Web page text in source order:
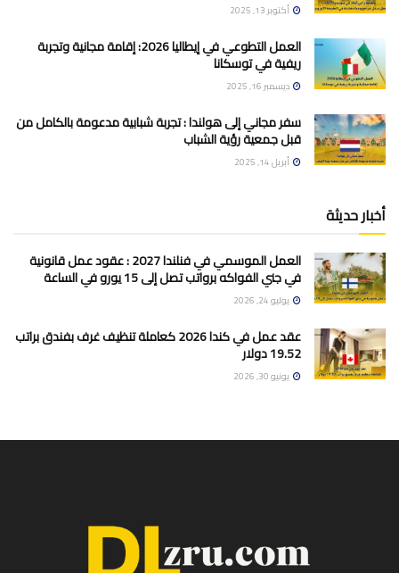
أكتوبر 13, 2025
العمل التطوعي في إيطاليا 2026: إقامة مجانية وتجربة
ريفية في توسكانا
ديسمبر 16, 2025
سفر مجاني إلى هولندا : تجربة شبابية مدعومة بالكامل من
قبل جمعية رؤية الشباب
أبريل 14, 2025
أخبار حديثة
العمل الموسمي في فنلندا 2027 : عقود عمل قانونية
في جني الفواكه برواتب تصل إلى 15 يورو في الساعة
يوليو 24, 2026
عقد عمل في كندا 2026 كعاملة تنظيف غرف بفندق براتب
19.52 دولار
يونيو 30, 2026